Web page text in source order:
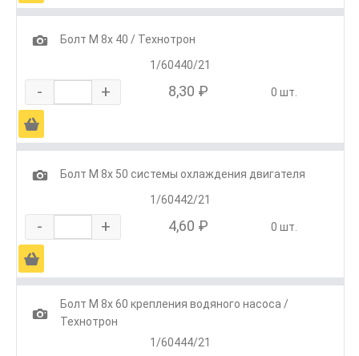
1
Болт М 8х 40 / Технотрон
1/60440/21
- + 8,30 ₽ 0 шт.
Ä
1
Болт М 8х 50 системы охлаждения двигателя
1/60442/21
- + 4,60 ₽ 0 шт.
Ä
1
Болт М 8х 60 крепления водяного насоса /
Технотрон
1/60444/21